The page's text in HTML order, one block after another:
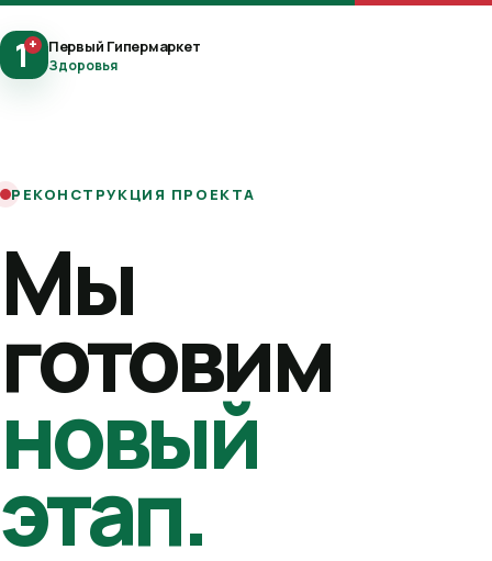
1+ Первый Гипермаркет
Здоровья
РЕКОНСТРУКЦИЯ ПРОЕКТА
Мы
готовим
новый
этап.